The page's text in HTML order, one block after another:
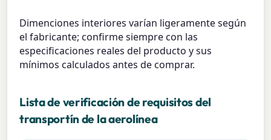
Dimenciones interiores varían ligeramente según
el fabricante; confirme siempre con las
especificaciones reales del producto y sus
mínimos calculados antes de comprar.
Lista de verificación de requisitos del
transportín de la aerolínea